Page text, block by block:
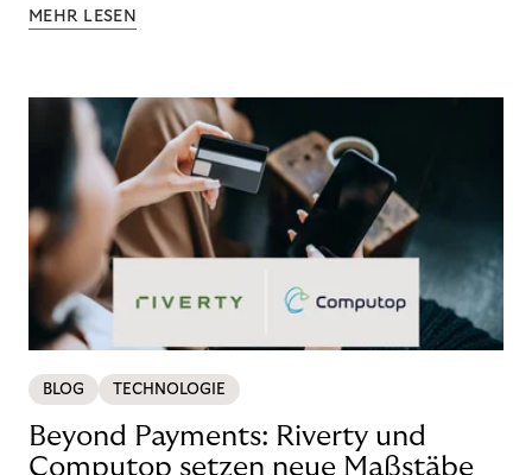
MEHR LESEN
BLOG TECHNOLOGIE
Beyond Payments: Riverty und
Computop setzen neue Maßstäbe